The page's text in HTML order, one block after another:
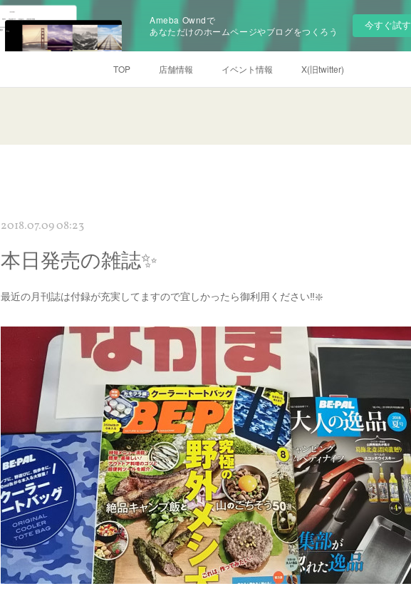
Ameba Owndで
あなただけのホームページやブログをつくろう
今すぐ試す
TOP 店舗情報 イベント情報 X(旧twitter)
2018.07.09 08:23
本日発売の雑誌✨
最近の月刊誌は付録が充実してますので宜しかったら御利用ください‼️❇️